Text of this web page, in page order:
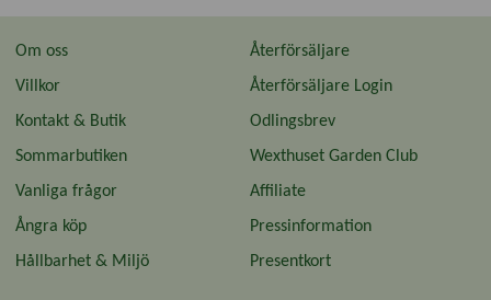
Om oss
Villkor
Kontakt & Butik
Sommarbutiken
Vanliga frågor
Ångra köp
Hållbarhet & Miljö
Återförsäljare
Återförsäljare Login
Odlingsbrev
Wexthuset Garden Club
Affiliate
Pressinformation
Presentkort